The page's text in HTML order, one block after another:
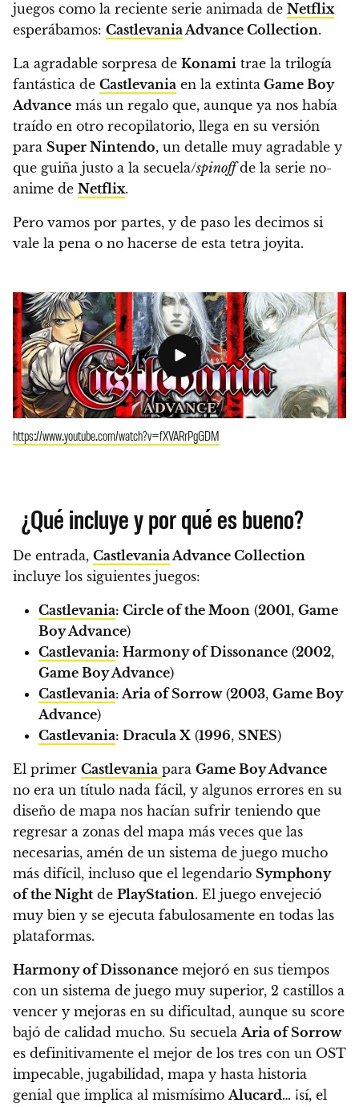
juegos como la reciente serie animada de Netflix
esperábamos: CastlevaniaAdvance Collection.
La agradable sorpresa de Konami trae la trilogía
fantástica de Castlevania en la extinta Game Boy
Advance más un regalo que, aunque ya nos había
traído en otro recopilatorio, llega en su versión
para Super Nintendo, un detalle muy agradable y
que guiña justo a la secuela/spinoffde la serie no-
anime de Netflix.
Pero vamos por partes, y de paso les decimos si
vale la pena o no hacerse de esta tetra joyita.
https://www.youtube.com/watch?v=fXVARrPgGDM
¿Qué incluye y por qué es bueno?
De entrada, CastlevaniaAdvance Collection
incluye los siguientes juegos:
Castlevania: Circle of the Moon (2001, Game
Boy Advance)
Castlevania: Harmony of Dissonance (2002,
Game Boy Advance)
Castlevania: Aria of Sorrow(2003, Game Boy
Advance)
Castlevania: Dracula X (1996, SNES)
El primer Castlevania para Game Boy Advance
no era un título nada fácil, y algunos errores en su
diseño de mapa nos hacían sufrir teniendo que
regresar a zonas del mapa más veces que las
necesarias, amén de un sistema de juego mucho
más difícil, incluso que el legendario Symphony
of the Night de PlayStation. El juego envejeció
muy bien y se ejecuta fabulosamente en todas las
plataformas.
Harmony of Dissonance mejoró en sus tiempos
con un sistema de juego muy superior, 2 castillos a
vencer y mejoras en su dificultad, aunque su score
bajó de calidad mucho. Su secuelaAria of Sorrow
es definitivamente el mejor de los tres con un OST
impecable, jugabilidad, mapa y hasta historia
genial que implica al mismísimoAlucard… ¡sí, el